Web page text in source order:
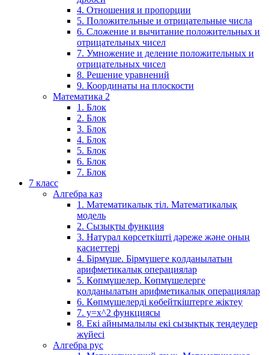
4. Отношения и пропорции
5. Положительные и отрицательные числа
6. Сложение и вычитание положительных и
отрицательных чисел
7. Умножение и деление положительных и
отрицательных чисел
8. Решение уравнений
9. Координаты на плоскости
Математика 2
1. Блок
2. Блок
3. Блок
4. Блок
5. Блок
6. Блок
7. Блок
7 класс
Алгебра каз
1. Математикалық тіл. Математикалық
модель
2. Сызықты функция
3. Натурал көрсеткішті дәреже және оның
қасиеттері
4. Бірмүше. Бірмүшеге қолданылатын
арифметикалық операциялар
5. Көпмүшелер. Көпмүшелерге
қолданылатын арифметикалық операциялар
6. Көпмүшелерді көбейткіштерге жіктеу
7. у=х^2 функциясы
8. Екі айнымалылы екі сызықтық теңдеулер
жүйесі
Алгебра рус